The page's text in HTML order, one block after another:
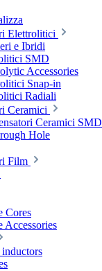
Elettrolitici
e Ibridi
SMD
Accessories
Snap-in
Radiali
Ceramici
Ceramici SMD
Hole
Film
Cores
Accessories